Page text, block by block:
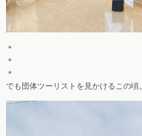
＊
＊
＊
でも団体ツーリストを見かけるこの頃。